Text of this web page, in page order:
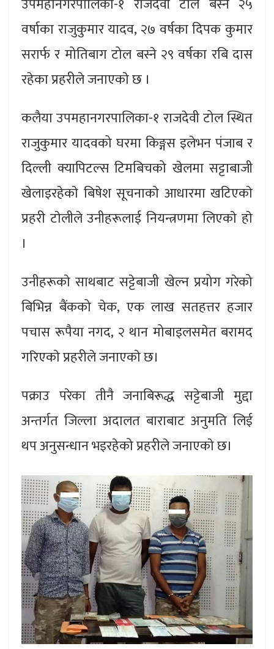
उपमहानगरपालिका-१ राजदेवी टोल बस्ने २५
वर्षाका राजुकुमार यादव, २७ वर्षका दिपक कुमार
सरार्फ र मोतिबाग टोल बस्ने २९ वर्षका रबि दास
रहेका प्रहरीले जनाएकाे छ ।
कलैया उपमहानगरपालिका-१ राजदेवी टोल स्थित
राजुकुमार यादवको घरमा किङ्गस इलेभन पंजाब र
दिल्ली क्यापिटल्स टिमबिचको खेलमा सट्टाबाजी
खेलाइरहेकाे बिषेश सूचनाकाे आधारमा खटिएकाे
प्रहरी टाेलीले उनीहरूलाई नियन्त्रणमा लिएकाे हाे
।
उनीहरूकाे साथबाट सट्टेबाजी खेल्न प्रयोग गरेको
बिभिन्न बैंकको चेक, एक लाख सतहत्तर हजार
पचास रूपैया नगद, २ थान मोबाइलसमेत बरामद
गरिएकाे प्रहरीले जनाएकाे छ।
पक्राउ परेका तीनै जनाबिरूद्ध सट्टेबाजी मुद्दा
अन्तर्गत जिल्ला अदालत बाराबाट अनुमति लिई
थप अनुसन्धान भइरहेको प्रहरीले जनाएकाे छ।